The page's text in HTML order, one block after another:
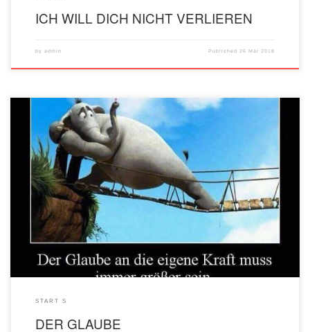
ICH WILL DICH NICHT VERLIEREN
by admin Published26 Mar 2018
START S
DER GLAUBE